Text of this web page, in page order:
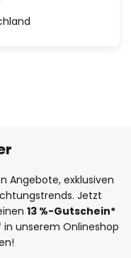
Angebote, exklusiven
Jetzt
13 %-Gutschein*
in unserem Onlineshop